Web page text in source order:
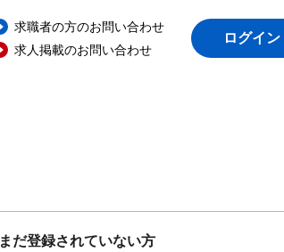
求職者の方のお問い合わせ
求人掲載のお問い合わせ
ログイン
まだ登録されていない方